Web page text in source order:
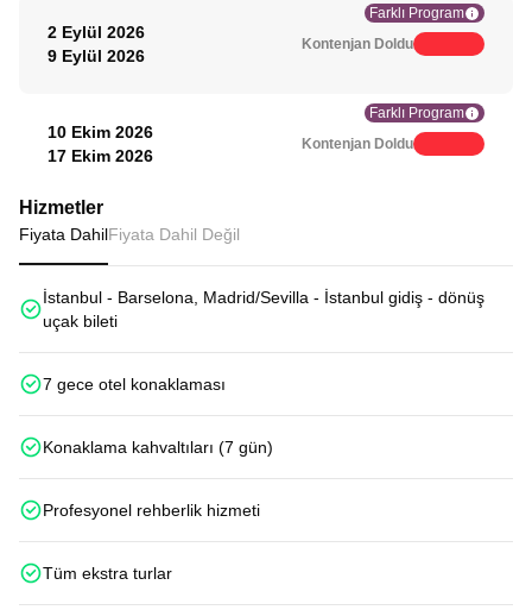
2 Eylül 2026
9 Eylül 2026
Farklı Program
Kontenjan Doldu
10 Ekim 2026
17 Ekim 2026
Farklı Program
Kontenjan Doldu
Hizmetler
Fiyata DahilFiyata Dahil Değil
İstanbul - Barselona, Madrid/Sevilla - İstanbul gidiş - dönüş
uçak bileti
7 gece otel konaklaması
Konaklama kahvaltıları (7 gün)
Profesyonel rehberlik hizmeti
Tüm ekstra turlar